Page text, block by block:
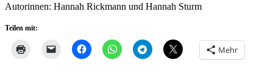
Autorinnen: Hannah Rickmann und Hannah Sturm
Teilen mit:
Mehr